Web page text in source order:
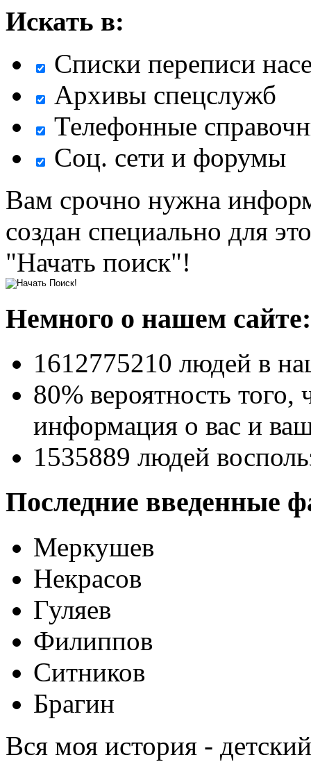
Искать в:
Списки переписи
Архивы спецслужб
Телефонные
Соц. сети и форумы
Вам срочно нужна
создан специально для
"Начать поиск"!
Немного о нашем сайте:
1612775210 людей в
80% вероятность того,
информация о вас и
1535889 людей
Последние введенные
Меркушев
Некрасов
Гуляев
Филиппов
Ситников
Брагин
Вся моя история -